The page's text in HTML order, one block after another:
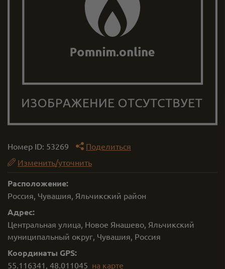
Номер ID: 53269
Поделиться
Изменить/уточнить
Расположение:
Россия, Чувашия, Яльчикский район
Адрес:
Центральная улица, Новое Янашево, Яльчикский
муниципальный округ, Чувашия, Россия
Координаты GPS:
55.116341 , 48.011045 на карте